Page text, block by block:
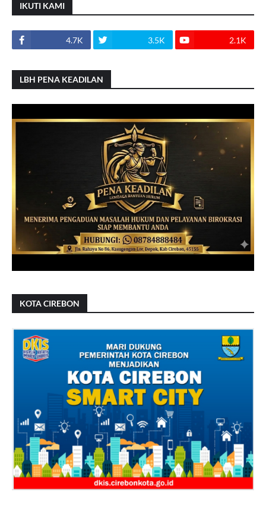
IKUTI KAMI
4.7K 3.5K 2.1K
LBH PENA KEADILAN
KOTA CIREBON